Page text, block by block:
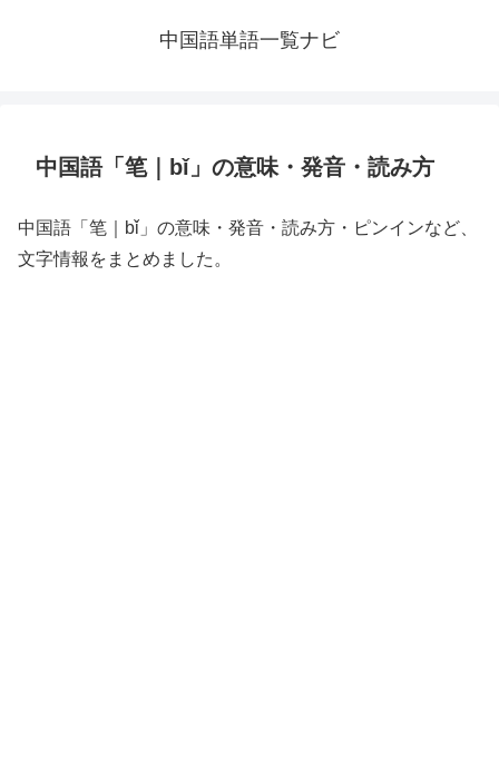
中国語単語一覧ナビ
中国語「笔｜bǐ」の意味・発音・読み方
中国語「笔｜bǐ」の意味・発音・読み方・ピンインなど、
文字情報をまとめました。